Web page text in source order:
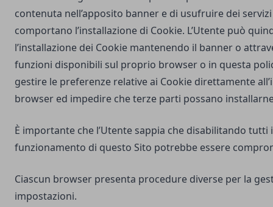
contenuta nell’apposito banner e di usufruire dei
comportano l’installazione di Cookie. L’Utente può
l’installazione dei Cookie mantenendo il banner o
funzioni disponibili sul proprio browser o in questa
gestire le preferenze relative ai Cookie direttamente
browser ed impedire che terze parti possano
È importante che l’Utente sappia che disabilitando tutti
funzionamento di questo Sito potrebbe essere
Ciascun browser presenta procedure diverse per la
impostazioni.